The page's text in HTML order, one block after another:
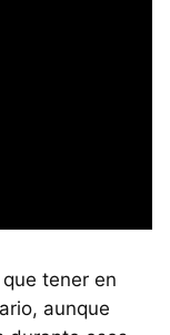
tener en
aunque